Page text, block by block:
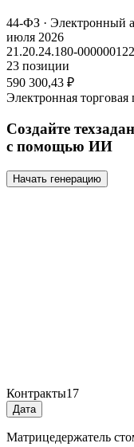
44-ФЗ · Электронный
июля 2026
21.20.24.180-00000012
23 позиции
590 300,43 ₽
Электронная
Создайте
с помощью ИИ
Начать генерацию
Контракты17
Дата
Матрицедержатель